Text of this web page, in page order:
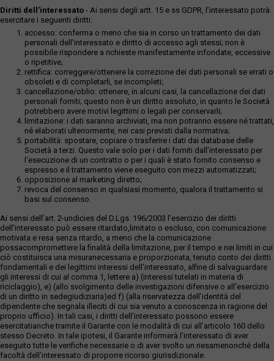
Diritti dell’interessato - Ai sensi degli artt. 15 e ss GDPR, l’interessato potrà
esercitare i seguenti diritti:
accesso: conferma o meno che sia in corso un trattamento dei dati
personali dell’interessato e diritto di accesso agli stessi; non è
possibile rispondere a richieste manifestamente infondate, eccessive
o ripetitive;
rettifica: correggere/ottenere la correzione dei dati personali se errati o
obsoleti e di completarli, se incompleti;
cancellazione/oblio: ottenere, in alcuni casi, la cancellazione dei dati
personali forniti; questo non è un diritto assoluto, in quanto le Società
potrebbero avere motivi legittimi o legali per conservarli;
limitazione: i dati saranno archiviati, ma non potranno essere né trattati,
né elaborati ulteriormente, nei casi previsti dalla normativa;
portabilità: spostare, copiare o trasferire i dati dai database delle
Società a terzi. Questo vale solo per i dati forniti dall’interessato per
l’esecuzione di un contratto o per i quali è stato fornito consenso e
espresso e il trattamento viene eseguito con mezzi automatizzati;
opposizione al marketing diretto;
revoca del consenso in qualsiasi momento, qualora il trattamento si
basi sul consenso.
Ai sensi dell’art. 2-undicies del D.Lgs. 196/2003 l’esercizio dei diritti
dell’interessato può essere ritardato,limitato o escluso, con comunicazione
motivata e resa senza ritardo, a meno che la comunicazione
possacompromettere la finalità della limitazione, per il tempo e nei limiti in cui
ciò costituisca una misuranecessaria e proporzionata, tenuto conto dei diritti
fondamentali e dei legittimi interessi dell’interessato, alfine di salvaguardare
gli interessi di cui al comma 1, lettere a) (interessi tutelati in materia di
riciclaggio), e) (allo svolgimento delle investigazioni difensive o all’esercizio
di un diritto in sedegiudiziaria)ed f) (alla riservatezza dell’identità del
dipendente che segnala illeciti di cui sia venuto a conoscenza in ragione del
proprio ufficio). In tali casi, i diritti dell’interessato possono essere
esercitatianche tramite il Garante con le modalità di cui all’articolo 160 dello
stesso Decreto. In tale ipotesi, il Garante informerà l’interessato di aver
eseguito tutte le verifiche necessarie o di aver svolto un riesamenonché della
facoltà dell’interessato di proporre ricorso giurisdizionale.